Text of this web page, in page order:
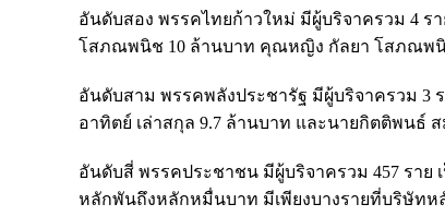
อันดับสอง พรรคไทยก้าวใหม่ มีผู้บริจาครวม 4 ร
โสภณพนิช 10 ล้านบาท คุณหญิง กัลยา โสภณพนิ
อันดับสาม พรรคพลังประชารัฐ มีผู้บริจาครวม 3
อาทิตย์ เล่าสกุล 9.7 ล้านบาท และนายกิตติพนธ์ ส
อันดับสี่ พรรคประชาชน มีผู้บริจาครวม 457 ราย
หลักพันถึงหลักหมื่นบาท มีเพียงบางรายที่บริษัท